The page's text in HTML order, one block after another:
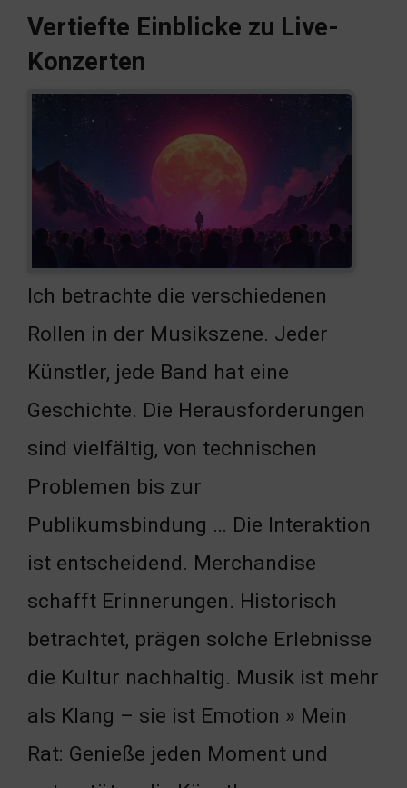
Vertiefte Einblicke zu Live-
Konzerten
Ich betrachte die verschiedenen
Rollen in der Musikszene. Jeder
Künstler, jede Band hat eine
Geschichte. Die Herausforderungen
sind vielfältig, von technischen
Problemen bis zur
Publikumsbindung … Die Interaktion
ist entscheidend. Merchandise
schafft Erinnerungen. Historisch
betrachtet, prägen solche Erlebnisse
die Kultur nachhaltig. Musik ist mehr
als Klang – sie ist Emotion » Mein
Rat: Genieße jeden Moment und